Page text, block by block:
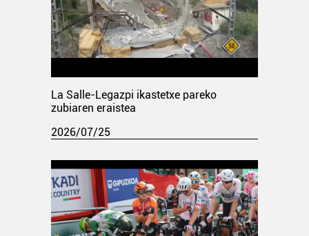
La Salle-Legazpi ikastetxe pareko
zubiaren eraistea
2026/07/25